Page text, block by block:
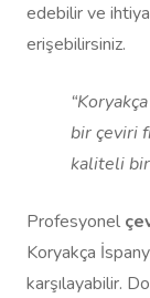
edebilir ve
erişebilirsiniz.
bir çeviri
kaliteli
Profesyonel
Koryakça
karşılayabilir.